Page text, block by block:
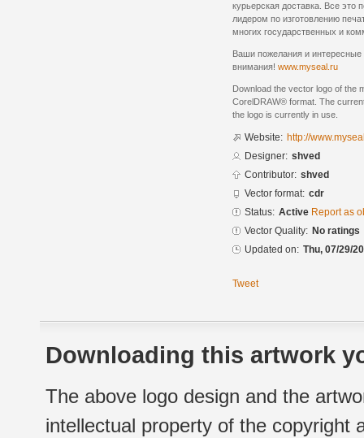
курьерская доставка. Все это
лидером по изготовлению
многих государственных и
Ваши пожелания и
внимания! www.myseal.ru
Download the vector logo of the
CorelDRAW® format. The
the logo is currently in use.
Website: http://
Designer: shved
Contributor: shved
Vector format: cdr
Status: Active Report as
Vector Quality: No ratings
Updated on: Thu, 07/29/
Tweet
Downloading this artwork
The above logo design and the
intellectual property of the copyright